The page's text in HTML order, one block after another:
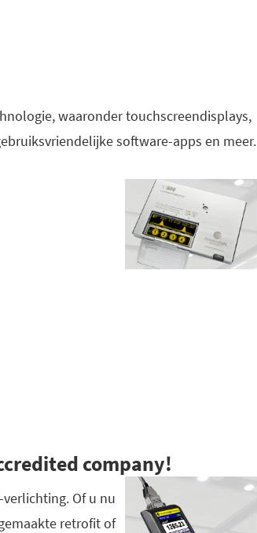
waaronder touchscreendisplays,
software-apps en meer.
company!
Of u nu
retrofit of